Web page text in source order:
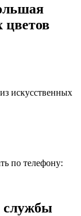
цветов
искусственных
по телефону:
службы